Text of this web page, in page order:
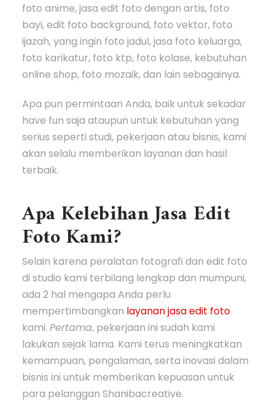
foto anime, jasa edit foto dengan artis, foto
bayi, edit foto background, foto vektor, foto
ijazah, yang ingin foto jadul, jasa foto keluarga,
foto karikatur, foto ktp, foto kolase, kebutuhan
online shop, foto mozaik, dan lain sebagainya.
Apa pun permintaan Anda, baik untuk sekadar
have fun saja ataupun untuk kebutuhan yang
serius seperti studi, pekerjaan atau bisnis, kami
akan selalu memberikan layanan dan hasil
terbaik.
Apa Kelebihan Jasa Edit
Foto Kami?
Selain karena peralatan fotografi dan edit foto
di studio kami terbilang lengkap dan mumpuni,
ada 2 hal mengapa Anda perlu
mempertimbangkan layanan jasa edit foto
kami.Pertama, pekerjaan ini sudah kami
lakukan sejak lama. Kami terus meningkatkan
kemampuan, pengalaman, serta inovasi dalam
bisnis ini untuk memberikan kepuasan untuk
para pelanggan Shanibacreative.